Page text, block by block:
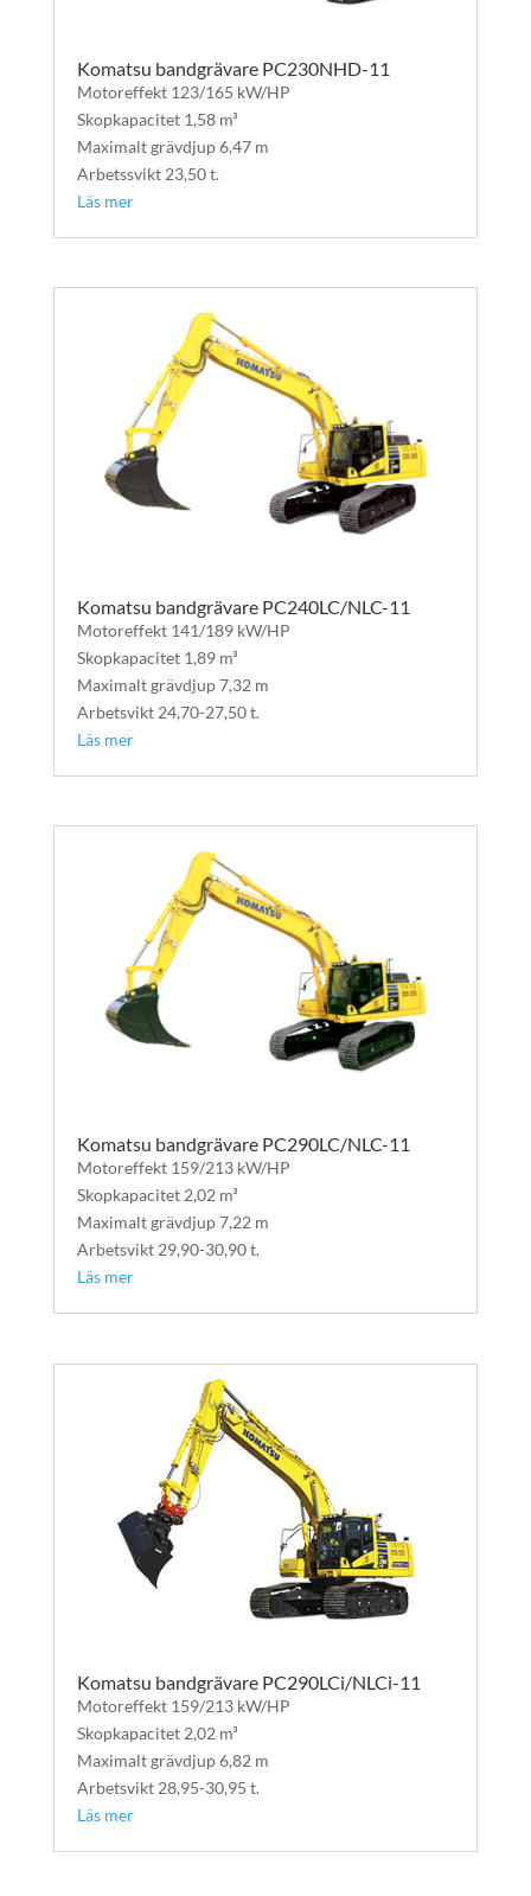
Komatsu bandgrävare PC230NHD-11
Motoreffekt 123/165 kW/HP
Skopkapacitet 1,58 m³
Maximalt grävdjup 6,47 m
Arbetssvikt 23,50 t.
Läs mer
Komatsu bandgrävare PC240LC/NLC-11
Motoreffekt 141/189 kW/HP
Skopkapacitet 1,89 m³
Maximalt grävdjup 7,32 m
Arbetsvikt 24,70-27,50 t.
Läs mer
Komatsu bandgrävare PC290LC/NLC-11
Motoreffekt 159/213 kW/HP
Skopkapacitet 2,02 m³
Maximalt grävdjup 7,22 m
Arbetsvikt 29,90-30,90 t.
Läs mer
Komatsu bandgrävare PC290LCi/NLCi-11
Motoreffekt 159/213 kW/HP
Skopkapacitet 2,02 m³
Maximalt grävdjup 6,82 m
Arbetsvikt 28,95-30,95 t.
Läs mer